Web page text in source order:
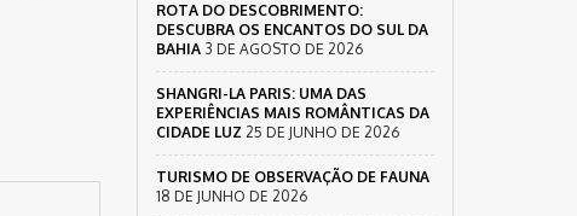
ROTA DO DESCOBRIMENTO:
DESCUBRA OS ENCANTOS DO SUL DA
BAHIA 3 DE AGOSTO DE 2026
SHANGRI-LA PARIS: UMA DAS
EXPERIÊNCIAS MAIS ROMÂNTICAS DA
CIDADE LUZ 25 DE JUNHO DE 2026
TURISMO DE OBSERVAÇÃO DE FAUNA
18 DE JUNHO DE 2026